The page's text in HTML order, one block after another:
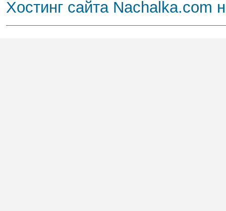
Хостинг сайта Nachalka.com